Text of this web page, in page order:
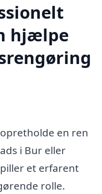
hjælpe
en ren
i Bur eller
et erfarent
rolle.